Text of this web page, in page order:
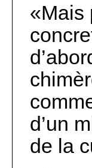
Mais
d’un
de la